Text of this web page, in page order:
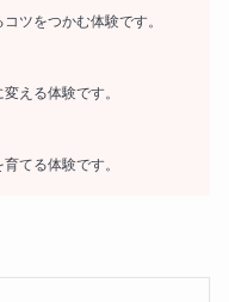
ル
楽・文学・囲碁や将棋
ツをつかむ体験です。
える体験です。
てる体験です。